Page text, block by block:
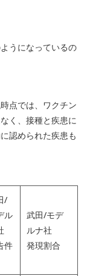
うになっているの
点では、ワクチン
く、接種と疾患に
認められた疾患も
/
ル
件
武田/モデ
ルナ社
発現割合